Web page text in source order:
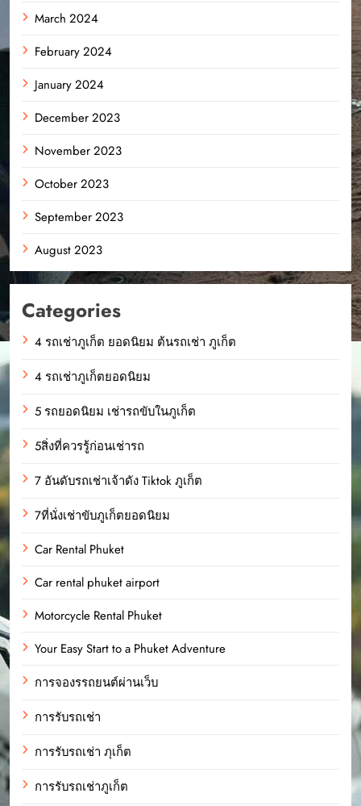
March 2024
February 2024
January 2024
December 2023
November 2023
October 2023
September 2023
August 2023
Categories
4 รถเช่าภูเก็ต ยอดนิยม ต้นรถเช่า ภูเก็ต
4 รถเช่าภูเก็ตยอดนิยม
5 รถยอดนิยม เช่ารถขับในภูเก็ต
5สิ่งที่ควรรู้ก่อนเช่ารถ
7 อันดับรถเช่าเจ้าดัง Tiktok ภูเก็ต
7ที่นั่งเช่าขับภูเก็ตยอดนิยม
Car Rental Phuket
Car rental phuket airport
Motorcycle Rental Phuket
Your Easy Start to a Phuket Adventure
การจองรรถยนต์ผ่านเว็บ
การรับรถเช่า
การรับรถเช่า ภุเก็ต
การรับรถเช่าภูเก็ต